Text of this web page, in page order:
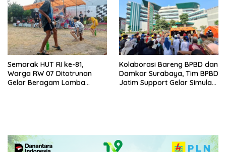
Semarak HUT RI ke-81,
Warga RW 07 Ditotrunan
Gelar Beragam Lomba
Kolaborasi Bareng BPBD dan
Damkar Surabaya, Tim BPBD
Jatim Support Gelar Simulasi